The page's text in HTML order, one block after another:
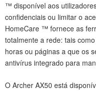
™ disponível aos
confidenciais ou limitar o
HomeCare ™ fornece as
totalmente a rede: tais
horas ou páginas a que os
antivírus integrado para
O Archer AX50 está